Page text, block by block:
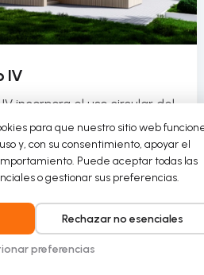
IV
incorpora el uso circular del
como parte de un
sostenible.
para que nuestro sitio web
y, con su consentimiento, apoyar el
Puede aceptar todas las
o gestionar sus preferencias.
Rechazar no esenciales
preferencias